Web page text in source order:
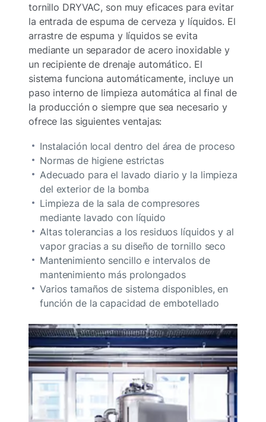
tornillo DRYVAC, son muy eficaces para evitar
la entrada de espuma de cerveza y líquidos. El
arrastre de espuma y líquidos se evita
mediante un separador de acero inoxidable y
un recipiente de drenaje automático. El
sistema funciona automáticamente, incluye un
paso interno de limpieza automática al final de
la producción o siempre que sea necesario y
ofrece las siguientes ventajas:
Instalación local dentro del área de proceso
Normas de higiene estrictas
Adecuado para el lavado diario y la limpieza
del exterior de la bomba
Limpieza de la sala de compresores
mediante lavado con líquido
Altas tolerancias a los residuos líquidos y al
vapor gracias a su diseño de tornillo seco
Mantenimiento sencillo e intervalos de
mantenimiento más prolongados
Varios tamaños de sistema disponibles, en
función de la capacidad de embotellado